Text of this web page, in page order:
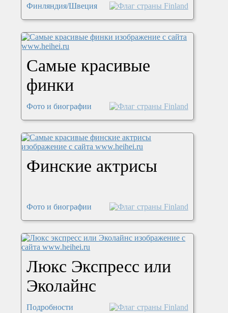
Финляндия/Швеция
Самые красивые
финки
Фото и биографии
Финские актрисы
Фото и биографии
Люкс Экспресс или
Эколайнс
Подробности